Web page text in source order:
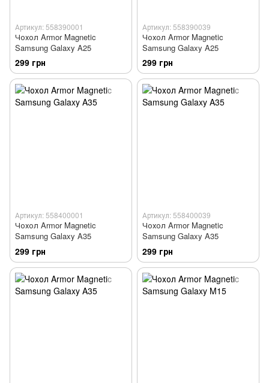
Артикул: 558390001
Чохол Armor Magnetic
Samsung Galaxy A25
299 грн
Артикул: 558390039
Чохол Armor Magnetic
Samsung Galaxy A25
299 грн
Артикул: 558400001
Чохол Armor Magnetic
Samsung Galaxy A35
299 грн
Артикул: 558400039
Чохол Armor Magnetic
Samsung Galaxy A35
299 грн